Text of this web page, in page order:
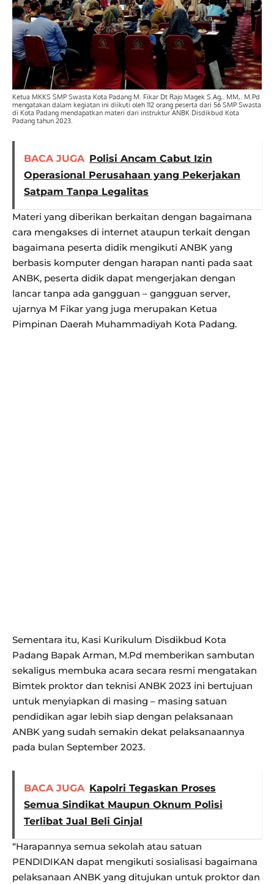
Ketua MKKS SMP Swasta Kota Padang M. Fikar Dt Rajo Magek S.Ag,. MM,. M.Pd
mengatakan dalam kegiatan ini diikuti oleh 112 orang peserta dari 56 SMP Swasta
di Kota Padang mendapatkan materi dari instruktur ANBK Disdikbud Kota
Padang tahun 2023.
BACA JUGA Polisi Ancam Cabut Izin
Operasional Perusahaan yang Pekerjakan
Satpam Tanpa Legalitas
Materi yang diberikan berkaitan dengan bagaimana
cara mengakses di internet ataupun terkait dengan
bagaimana peserta didik mengikuti ANBK yang
berbasis komputer dengan harapan nanti pada saat
ANBK, peserta didik dapat mengerjakan dengan
lancar tanpa ada gangguan – gangguan server,
ujarnya M Fikar yang juga merupakan Ketua
Pimpinan Daerah Muhammadiyah Kota Padang.
Sementara itu, Kasi Kurikulum Disdikbud Kota
Padang Bapak Arman, M.Pd memberikan sambutan
sekaligus membuka acara secara resmi mengatakan
Bimtek proktor dan teknisi ANBK 2023 ini bertujuan
untuk menyiapkan di masing – masing satuan
pendidikan agar lebih siap dengan pelaksanaan
ANBK yang sudah semakin dekat pelaksanaannya
pada bulan September 2023.
BACA JUGA Kapolri Tegaskan Proses
Semua Sindikat Maupun Oknum Polisi
Terlibat Jual Beli Ginjal
“Harapannya semua sekolah atau satuan
PENDIDIKAN dapat mengikuti sosialisasi bagaimana
pelaksanaan ANBK yang ditujukan untuk proktor dan